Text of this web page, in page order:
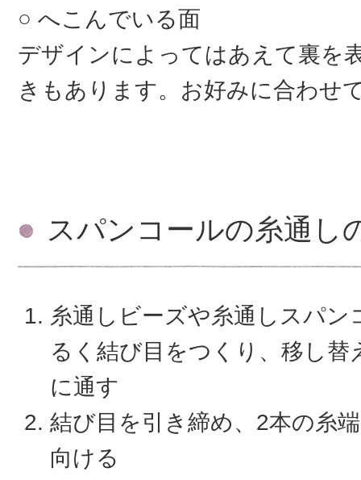
へこんでいる面
デザインによってはあえて裏を
きもあります。お好みに合わせ
スパンコールの糸通し
糸通しビーズや糸通しスパン
るく結び目をつくり、移し替
に通す
結び目を引き締め、2本の糸
向ける